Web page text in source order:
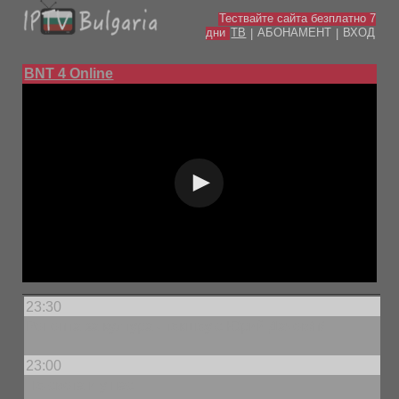
Тествайте сайта безплатно 7
дни ТВ АБОНАМЕНТ ВХОД
BNT 4 Online
23:30
23:00